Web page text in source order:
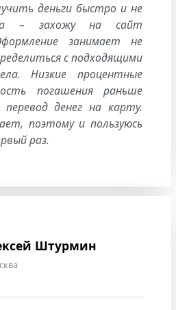
деньги быстро и не
– захожу на сайт
занимает не
с подходящими
Низкие процентные
погашения раньше
денег на карту.
поэтому и пользуюсь
раз.
Штурмин